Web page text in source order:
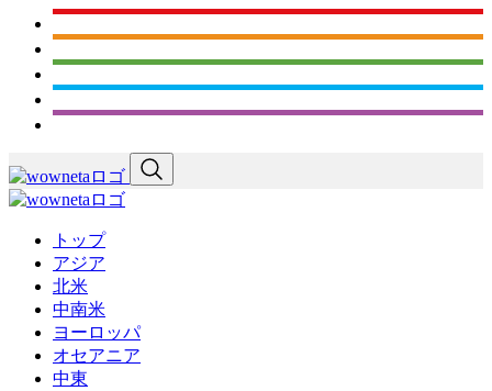
トップ
アジア
北米
中南米
ヨーロッパ
オセアニア
中東